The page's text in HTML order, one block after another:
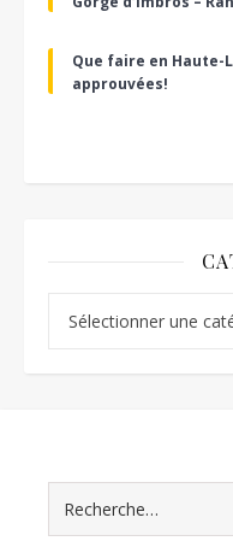
Que faire en Haute-
approuvées!